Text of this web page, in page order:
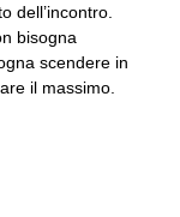
dell’incontro.
bisogna
scendere in
il massimo.